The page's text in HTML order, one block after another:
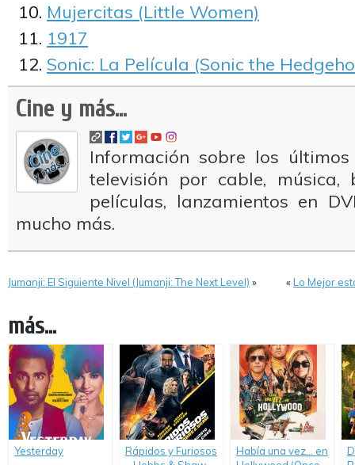
Mujercitas (Little Women)
1917
Sonic: La Película (Sonic the
Cine y más...
Información sobre los
televisión por cable, música,
películas, lanzamientos en
mucho más.
Jumanji: El Siguiente Nivel (Jumanji: The Next Level) » «Lo Mejor
más...
Yesterday
Rápidos y Furiosos
Había una vez… en